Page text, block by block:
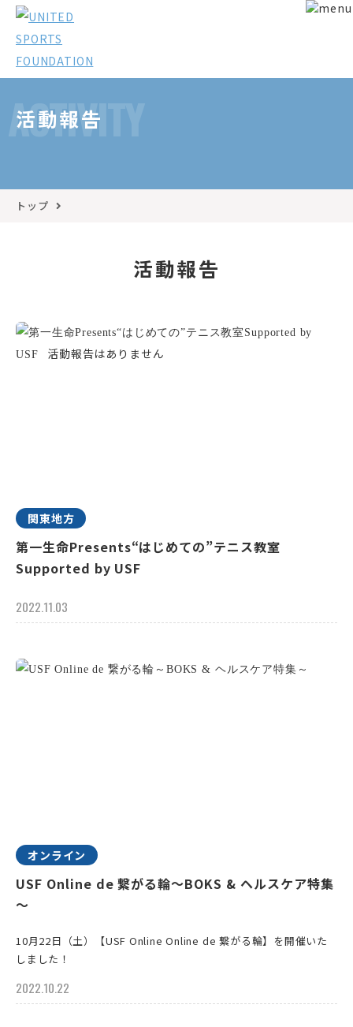
ACTIVITY
活動報告
トップ
活動報告
関東地方
第一生命Presents“はじめての”テニス教室
Supported by USF
2022.11.03
オンライン
USF Online de 繋がる輪～BOKS & ヘルスケア特集
～
10月22日（土）【USF Online Online de 繋がる輪】を開催いた
しました！
2022.10.22